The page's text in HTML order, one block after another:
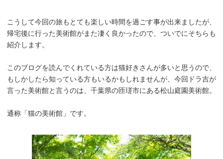
こうして今回の旅もとても楽しい時間を過ごす事が出来ましたが、
帰宅後に行った美術館がまた凄く良かったので、ついでにそちらも
紹介します。
このブログを読んでくれている方は猫好きさんが多いと思うので、
もしかしたら知っている方もいるかもしれませんが、今回ドラ吉が
言った美術館と言うのは、千葉県の匝瑳市にある松山庭園美術館。
通称「猫の美術館」です。